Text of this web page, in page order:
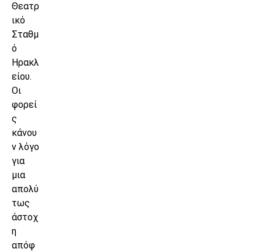
Θεατρ
ικό
Σταθμ
ό
Ηρακλ
είου.
Οι
φορεί
ς
κάνου
ν λόγο
για
μια
απολύ
τως
άστοχ
η
απόφ